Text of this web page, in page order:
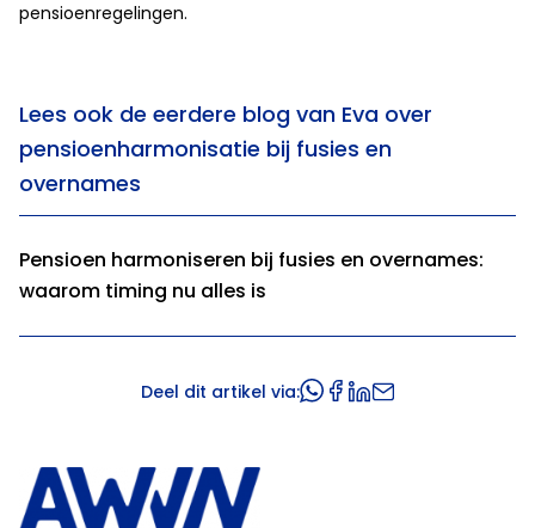
pensioenregelingen.
Lees ook de eerdere blog van Eva over
pensioenharmonisatie bij fusies en
overnames
Pensioen harmoniseren bij fusies en overnames:
waarom timing nu alles is
Deel dit artikel via: